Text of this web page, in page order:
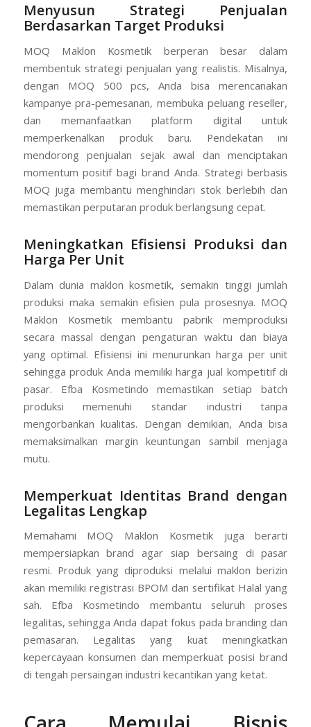
Menyusun Strategi Penjualan
Berdasarkan Target Produksi
MOQ Maklon Kosmetik berperan besar dalam
membentuk strategi penjualan yang realistis. Misalnya,
dengan MOQ 500 pcs, Anda bisa merencanakan
kampanye pra-pemesanan, membuka peluang reseller,
dan memanfaatkan platform digital untuk
memperkenalkan produk baru. Pendekatan ini
mendorong penjualan sejak awal dan menciptakan
momentum positif bagi brand Anda. Strategi berbasis
MOQ juga membantu menghindari stok berlebih dan
memastikan perputaran produk berlangsung cepat.
Meningkatkan Efisiensi Produksi dan
Harga Per Unit
Dalam dunia maklon kosmetik, semakin tinggi jumlah
produksi maka semakin efisien pula prosesnya. MOQ
Maklon Kosmetik membantu pabrik memproduksi
secara massal dengan pengaturan waktu dan biaya
yang optimal. Efisiensi ini menurunkan harga per unit
sehingga produk Anda memiliki harga jual kompetitif di
pasar. Efba Kosmetindo memastikan setiap batch
produksi memenuhi standar industri tanpa
mengorbankan kualitas. Dengan demikian, Anda bisa
memaksimalkan margin keuntungan sambil menjaga
mutu.
Memperkuat Identitas Brand dengan
Legalitas Lengkap
Memahami MOQ Maklon Kosmetik juga berarti
mempersiapkan brand agar siap bersaing di pasar
resmi. Produk yang diproduksi melalui maklon berizin
akan memiliki registrasi BPOM dan sertifikat Halal yang
sah. Efba Kosmetindo membantu seluruh proses
legalitas, sehingga Anda dapat fokus pada branding dan
pemasaran. Legalitas yang kuat meningkatkan
kepercayaan konsumen dan memperkuat posisi brand
di tengah persaingan industri kecantikan yang ketat.